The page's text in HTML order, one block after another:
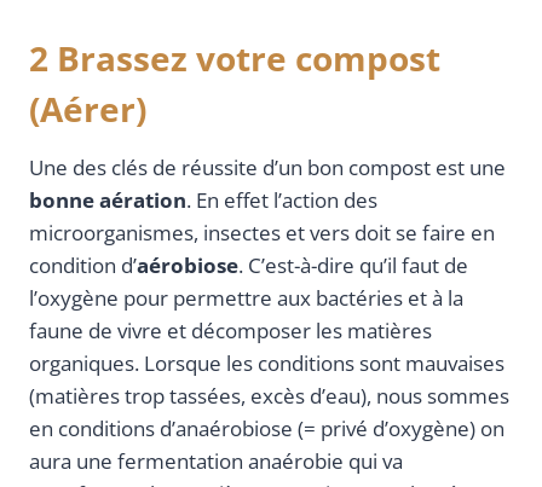
2 Brassez votre compost
(Aérer)
Une des clés de réussite d’un bon compost est une
bonne aération. En effet l’action des
microorganismes, insectes et vers doit se faire en
condition d’aérobiose. C’est-à-dire qu’il faut de
l’oxygène pour permettre aux bactéries et à la
faune de vivre et décomposer les matières
organiques. Lorsque les conditions sont mauvaises
(matières trop tassées, excès d’eau), nous sommes
en conditions d’anaérobiose (= privé d’oxygène) on
aura une fermentation anaérobie qui va